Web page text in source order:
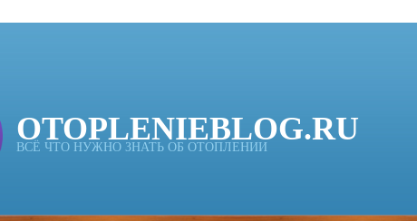
OTOPLENIEBLOG.RU
ВСЁ ЧТО НУЖНО ЗНАТЬ ОБ ОТОПЛЕНИИ